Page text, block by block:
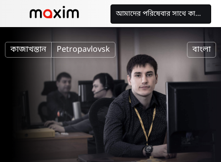
আমাদের পরিষেবার সাথে কাজ করুন
কাজাখস্তান Petropavlovsk বাংলা